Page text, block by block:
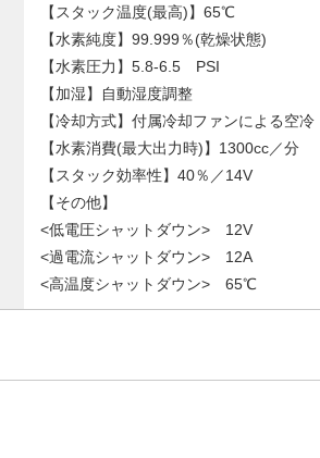
【スタック温度(最高)】65℃
【水素純度】99.999％(乾燥状態)
【水素圧力】5.8-6.5 PSI
【加湿】自動湿度調整
【冷却方式】付属冷却ファンによる空冷
【水素消費(最大出力時)】1300cc／分
【スタック効率性】40％／14V
【その他】
<低電圧シャットダウン> 12V
<過電流シャットダウン> 12A
<高温度シャットダウン> 65℃